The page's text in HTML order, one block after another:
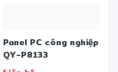
Panel PC công nghiệp
QY-P8133